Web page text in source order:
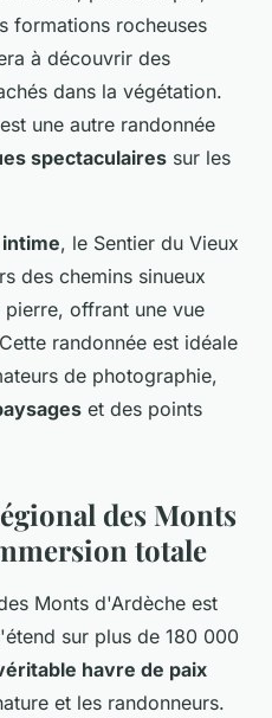
formations rocheuses
à découvrir des
dans la végétation.
une autre randonnée
spectaculaires sur les
intime, le Sentier du Vieux
des chemins sinueux
offrant une vue
randonnée est idéale
de photographie,
et des points
des Monts
totale
Monts d'Ardèche est
sur plus de 180 000
havre de paix
et les randonneurs.